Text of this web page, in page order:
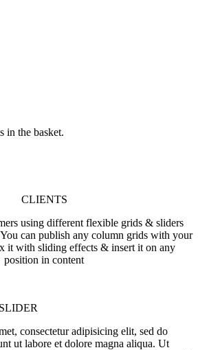
in the basket.
CLIENTS
using different flexible grids & sliders
can publish any column grids with your
it with sliding effects & insert it on any
position in content
consectetur adipisicing elit, sed do
ut labore et dolore magna aliqua. Ut